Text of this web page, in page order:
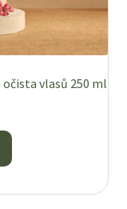
očista vlasů 250 ml